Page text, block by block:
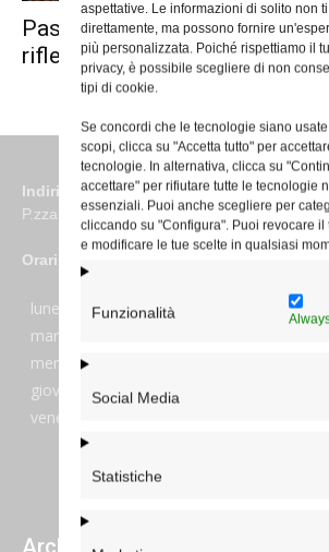
aspettative. Le informazioni di solito non
direttamente, ma possono fornire
più personalizzata. Poiché rispettiamo il
privacy, è possibile scegliere di non
tipi di cookie.
Se concordi che le tecnologie siano
scopi, clicca su "Accetta tutto" per
tecnologie. In alternativa, clicca su
accettare" per rifiutare tutte le tecnologie
essenziali. Puoi anche scegliere per
cliccando su "Configura". Puoi revocare il
e modificare le tue scelte in qualsiasi
Funzionalità
Social Media
Statistiche
Pastorale sociale e Archivio
riflettono su pace e
Indirizzo
P.zza S. Giovanni in Laterano 6 00184 Roma
Orari
lunedi:
7:45–13:45
martedi:
mercoledi:
giovedi:
7:45–13:45
venerdi: